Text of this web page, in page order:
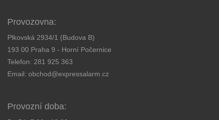
Provozovna:
Plkovská 2934/1 (Budova B)
193 00 Praha 9 - Horní Počernice
Telefon: 281 925 363
Email: obchod@expressalarm.cz
Provozní doba: